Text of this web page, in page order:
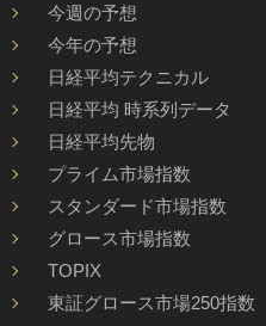
今週の予想
今年の予想
日経平均テクニカル
日経平均 時系列データ
日経平均先物
プライム市場指数
スタンダード市場指数
グロース市場指数
TOPIX
東証グロース市場250指数